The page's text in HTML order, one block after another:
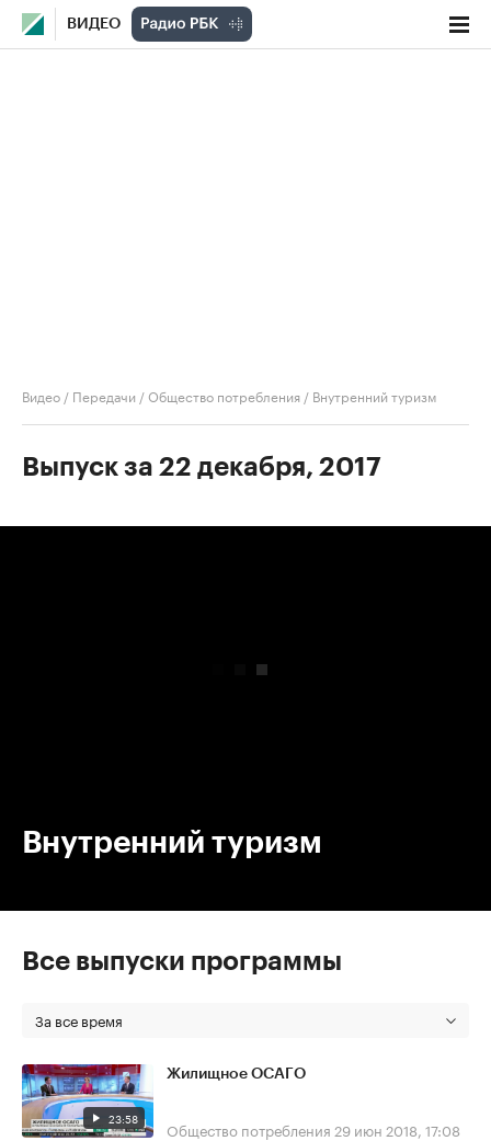
ВИДЕО
Видео / Передачи /Общество потребления / Внутренний туризм
Выпуск за 22 декабря, 2017
Внутренний туризм
Все выпуски программы
За все время
23:58
Жилищное ОСАГО
Общество потребления 29 июн 2018, 17:08